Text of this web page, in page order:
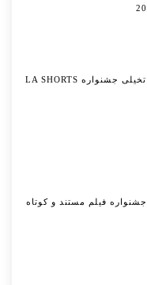
رویاساز بهترین فیلم علمی تخیلی جشنواره LA SHORTS
فیلم مستند و کوتاه